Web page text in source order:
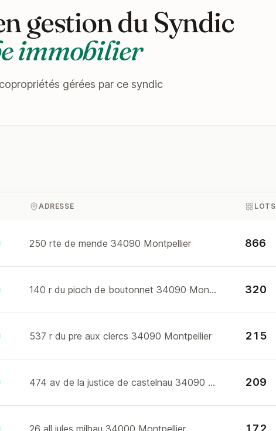
gestion du Syndic
immobilier
gérées par ce syndic
ADRESSE LOTS
250 rte de mende 34090 Montpellier 866
140 r du pioch de boutonnet 34090 Montpellier 320
537 r du pre aux clercs 34090 Montpellier 215
474 av de la justice de castelnau 34090 Montpellier 209
26 all jules milhau 34000 Montpellier 172